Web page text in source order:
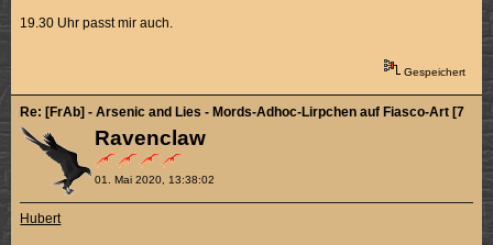
19.30 Uhr passt mir auch.
Gespeichert
Ravenclaw
01. Mai 2020, 13:38:02
Re: [FrAb] - Arsenic and Lies - Mords-Adhoc-Lirpchen auf Fiasco-Art [7/10]
Hubert